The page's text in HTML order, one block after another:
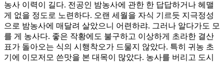
농사 이력이 길다. 전공인 밤농사에 관한 한 답답하거나 헤맬
게 없을 정도로 노련하다. 오랜 세월을 자식 기르듯 지극정성
으로 밤농사에 매달려 살았으니 어련하랴. 그러나 알다가도 모
를 게 농사다. 좋은 작황에도 불구하고 이상하게 초라한 결산
표가 돌아오는 식의 시행착오가 드물지 않았다. 특히 귀농 초
기에 이모저모 쓴맛을 본 대목이 많았다. 농사를 버리고 도시